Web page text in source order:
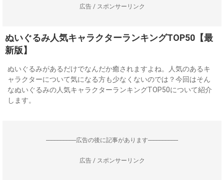
広告 / スポンサーリンク
ぬいぐるみ人気キャラクターランキングTOP50【最
新版】
ぬいぐるみがあるだけでなんだか癒されますよね。人気のあるキ
ャラクターについて気になる方も少なくないのでは？今回はそん
なぬいぐるみの人気キャラクターランキングTOP50について紹介
します。
--------------------広告の後に記事があります--------------------
広告 / スポンサーリンク